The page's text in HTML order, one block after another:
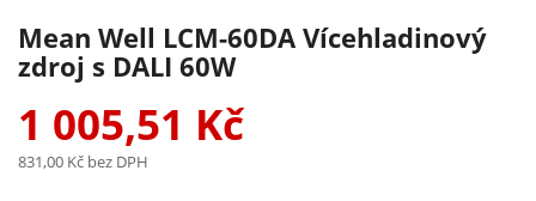
Mean Well LCM-60DA Vícehladinový
zdroj s DALI 60W
1 005,51 Kč
831,00 Kč bez DPH